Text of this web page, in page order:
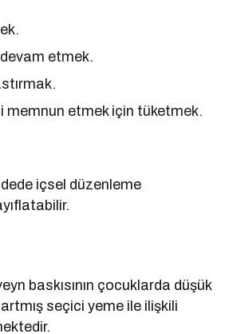
etmek.
memnun etmek için tüketmek.
içsel düzenleme
baskısının çocuklarda düşük
seçici yeme ile ilişkili